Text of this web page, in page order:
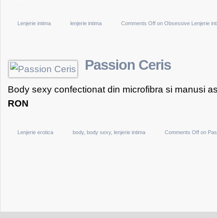
Lenjerie intima lenjerie intima Comments Off on Obsessive Lenjerie
Passion Ceris
Body sexy confectionat din microfibra si manusi
RON
Lenjerie erotica body, body sexy, lenjerie intima Comments Off on